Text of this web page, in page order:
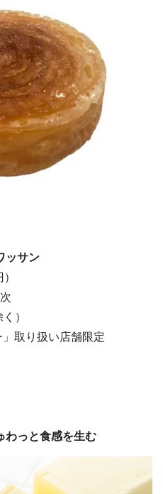
ッサン
）
取り扱い店舗限定
わっと食感を生む